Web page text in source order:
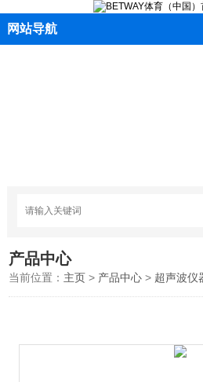
网站导航
产品中心
当前位置： 主页 > 产品中心 > 超声波仪